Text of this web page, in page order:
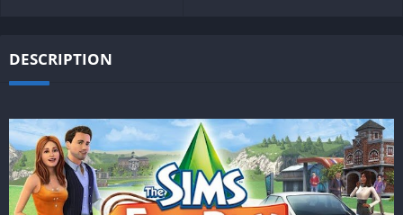
DESCRIPTION